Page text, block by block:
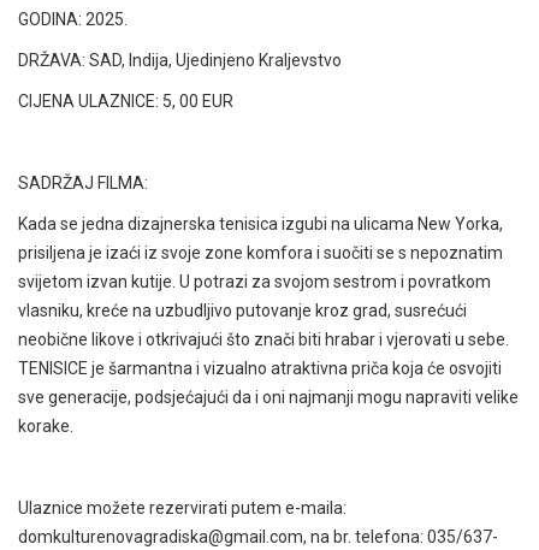
GODINA: 2025.
DRŽAVA: SAD, Indija, Ujedinjeno Kraljevstvo
CIJENA ULAZNICE: 5, 00 EUR
SADRŽAJ FILMA:
Kada se jedna dizajnerska tenisica izgubi na ulicama New Yorka,
prisiljena je izaći iz svoje zone komfora i suočiti se s nepoznatim
svijetom izvan kutije. U potrazi za svojom sestrom i povratkom
vlasniku, kreće na uzbudljivo putovanje kroz grad, susrećući
neobične likove i otkrivajući što znači biti hrabar i vjerovati u sebe.
TENISICE je šarmantna i vizualno atraktivna priča koja će osvojiti
sve generacije, podsjećajući da i oni najmanji mogu napraviti velike
korake.
Ulaznice možete rezervirati putem e-maila:
domkulturenovagradiska@gmail.com, na br. telefona: 035/637-